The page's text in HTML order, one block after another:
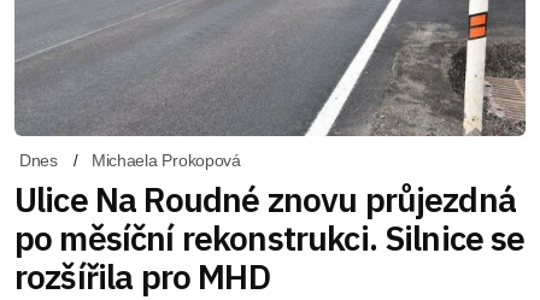
Dnes Michaela Prokopová
Ulice Na Roudné znovu průjezdná
po měsíční rekonstrukci. Silnice se
rozšířila pro MHD